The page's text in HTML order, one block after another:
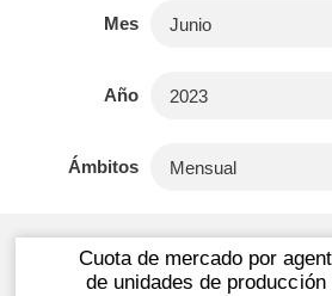
Mes
Año
Ámbitos
Cuota de mercado por
de unidades de producción